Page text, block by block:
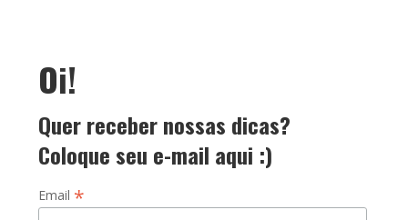
Oi!
Quer receber nossas dicas?
Coloque seu e-mail aqui :)
Email *